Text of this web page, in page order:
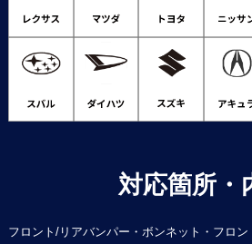
対応箇所・
フロント/リアバンパー・ボンネット・フロ